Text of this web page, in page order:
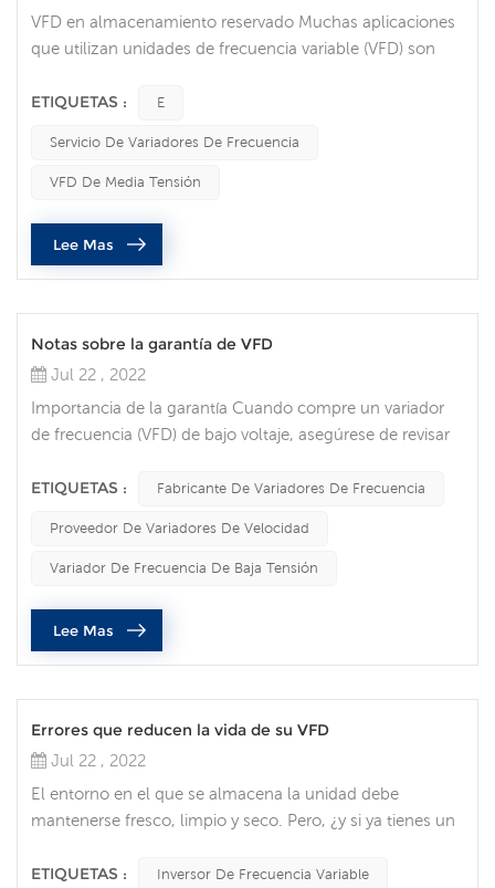
VFD en almacenamiento reservado Muchas aplicaciones
que utilizan unidades de frecuencia variable (VFD) son
prolongado. Muchas personas optan por mantener un
es posible que el VFD no funcione cuando lo necesite.
ETIQUETAS : E
Servicio De Variadores De Frecuencia
VFD De Media Tensión
Lee Mas
Notas sobre la garantía de VFD
Jul 22 , 2022
Importancia de la garantía Cuando compre un variador
de frecuencia (VFD) de bajo voltaje, asegúrese de revisar
que desee no necesitar nunca una garantía, pero cuando
continuación se presentan algunas de las
ETIQUETAS : Fabricante De Variadores De Frecuencia
Proveedor De Variadores De Velocidad
Variador De Frecuencia De Baja Tensión
Lee Mas
Errores que reducen la vida de su VFD
Jul 22 , 2022
El entorno en el que se almacena la unidad debe
mantenerse fresco, limpio y seco. Pero, ¿y si ya tienes un
campo sobre un cliente que tiene un variador de
ETIQUETAS : Inversor De Frecuencia Variable